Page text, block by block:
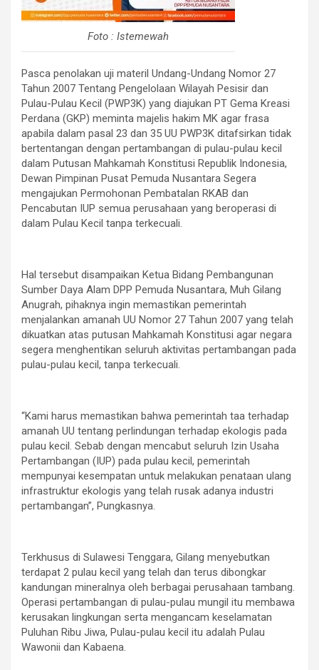
Foto : Istemewah
Pasca penolakan uji materil Undang-Undang Nomor 27
Tahun 2007 Tentang Pengelolaan Wilayah Pesisir dan
Pulau-Pulau Kecil (PWP3K) yang diajukan PT Gema Kreasi
Perdana (GKP) meminta majelis hakim MK agar frasa
apabila dalam pasal 23 dan 35 UU PWP3K ditafsirkan tidak
bertentangan dengan pertambangan di pulau-pulau kecil
dalam Putusan Mahkamah Konstitusi Republik Indonesia,
Dewan Pimpinan Pusat Pemuda Nusantara Segera
mengajukan Permohonan Pembatalan RKAB dan
Pencabutan IUP semua perusahaan yang beroperasi di
dalam Pulau Kecil tanpa terkecuali.
Hal tersebut disampaikan Ketua Bidang Pembangunan
Sumber Daya Alam DPP Pemuda Nusantara, Muh Gilang
Anugrah, pihaknya ingin memastikan pemerintah
menjalankan amanah UU Nomor 27 Tahun 2007 yang telah
dikuatkan atas putusan Mahkamah Konstitusi agar negara
segera menghentikan seluruh aktivitas pertambangan pada
pulau-pulau kecil, tanpa terkecuali.
“Kami harus memastikan bahwa pemerintah taa terhadap
amanah UU tentang perlindungan terhadap ekologis pada
pulau kecil. Sebab dengan mencabut seluruh Izin Usaha
Pertambangan (IUP) pada pulau kecil, pemerintah
mempunyai kesempatan untuk melakukan penataan ulang
infrastruktur ekologis yang telah rusak adanya industri
pertambangan”, Pungkasnya.
Terkhusus di Sulawesi Tenggara, Gilang menyebutkan
terdapat 2 pulau kecil yang telah dan terus dibongkar
kandungan mineralnya oleh berbagai perusahaan tambang.
Operasi pertambangan di pulau-pulau mungil itu membawa
kerusakan lingkungan serta mengancam keselamatan
Puluhan Ribu Jiwa, Pulau-pulau kecil itu adalah Pulau
Wawonii dan Kabaena.